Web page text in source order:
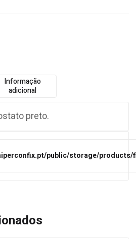
Informação
adicional
preto.
public/storage/products/